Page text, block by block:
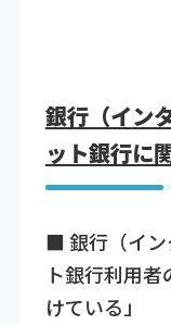
銀行（イン
ット銀行に
■ 銀行（イン
ト銀行利用
けている」